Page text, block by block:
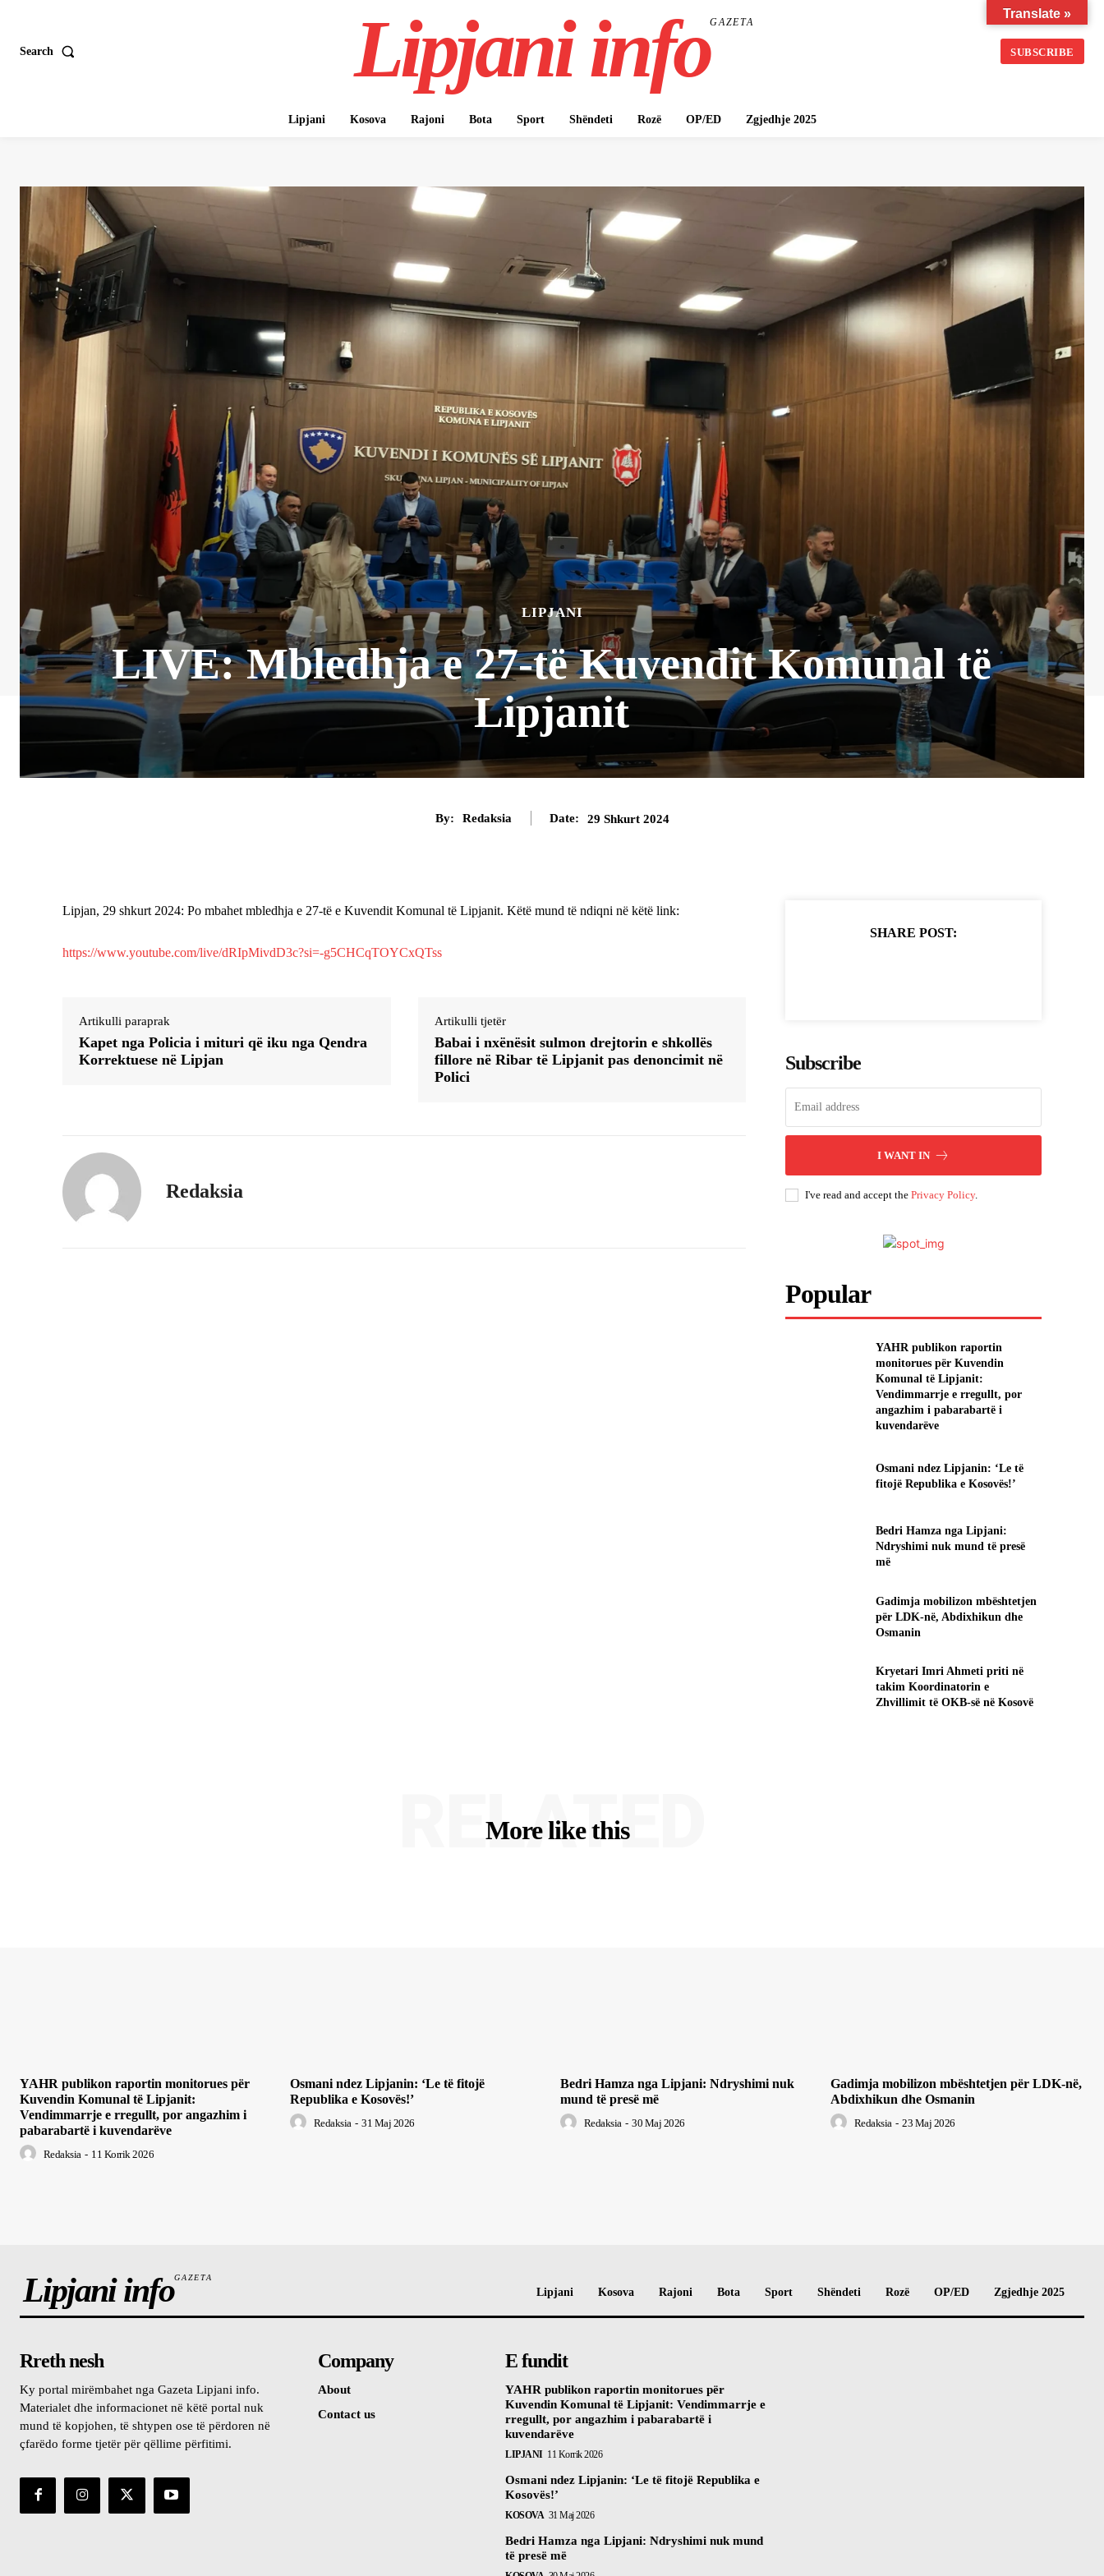
Search Lipjani infoGAZETA
SUBSCRIBE
Lipjani Kosova Rajoni Bota Sport Shëndeti Rozë OP/ED Zgjedhje 2025
LIPJANI
LIVE: Mbledhja e 27-të Kuvendit Komunal të
Lipjanit
By: Redaksia Date: 29 Shkurt 2024
Lipjan, 29 shkurt 2024: Po mbahet mbledhja e 27-të e Kuvendit Komunal të Lipjanit. Këtë mund të ndiqni në këtë link:
https://www.youtube.com/live/dRIpMivdD3c?si=-g5CHCqTOYCxQTss
Artikulli paraprak
Kapet nga Policia i mituri që iku nga Qendra
Korrektuese në Lipjan
Artikulli tjetër
Babai i nxënësit sulmon drejtorin e shkollës
fillore në Ribar të Lipjanit pas denoncimit në
Polici
Redaksia
SHARE POST:
Subscribe
I WANT IN
I've read and accept thePrivacy Policy.
Popular
YAHR publikon raportin
monitorues për Kuvendin
Komunal të Lipjanit:
Vendimmarrje e rregullt, por
angazhim i pabarabartë i
kuvendarëve
Osmani ndez Lipjanin: ‘Le të
fitojë Republika e Kosovës!’
Bedri Hamza nga Lipjani:
Ndryshimi nuk mund të presë
më
Gadimja mobilizon mbështetjen
për LDK-në, Abdixhikun dhe
Osmanin
Kryetari Imri Ahmeti priti në
takim Koordinatorin e
Zhvillimit të OKB-së në Kosovë
More like this
RELATED
YAHR publikon raportin monitorues për
Kuvendin Komunal të Lipjanit:
Vendimmarrje e rregullt, por angazhim i
pabarabartë i kuvendarëve
Redaksia - 11 Korrik 2026
Osmani ndez Lipjanin: ‘Le të fitojë
Republika e Kosovës!’
Redaksia - 31 Maj 2026
Bedri Hamza nga Lipjani: Ndryshimi nuk
mund të presë më
Redaksia - 30 Maj 2026
Gadimja mobilizon mbështetjen për LDK-në,
Abdixhikun dhe Osmanin
Redaksia - 23 Maj 2026
Lipjani infoGAZETA
Lipjani Kosova Rajoni Bota Sport Shëndeti Rozë OP/ED Zgjedhje 2025
Rreth nesh
Ky portal mirëmbahet nga Gazeta Lipjani info.
Materialet dhe informacionet në këtë portal nuk
mund të kopjohen, të shtypen ose të përdoren në
çfarëdo forme tjetër për qëllime përfitimi.
Company
About
Contact us
E fundit
YAHR publikon raportin monitorues për
Kuvendin Komunal të Lipjanit: Vendimmarrje e
rregullt, por angazhim i pabarabartë i
kuvendarëve
LIPJANI 11 Korrik 2026
Osmani ndez Lipjanin: ‘Le të fitojë Republika e
Kosovës!’
KOSOVA 31 Maj 2026
Bedri Hamza nga Lipjani: Ndryshimi nuk mund
të presë më
Translate »